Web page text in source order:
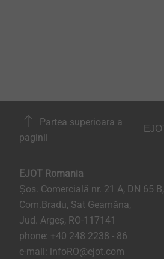
Partea superioara a
paginii
EJOT Romania
Șos. Comercială nr. 21 A, DN 65 B,
Com.Bradu, Sat Geamăna,
Jud. Argeș, RO-117141
phone: +40 248 2238 - 86
e-mail: infoRO@ejot.com